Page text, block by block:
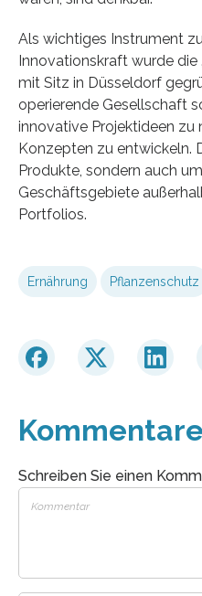
Als wichtiges Instrument
Innovationskraft wurde die
mit Sitz in Düsseldorf
operierende Gesellschaft
innovative Projektideen zu
Konzepten zu entwickeln.
Produkte, sondern auch
Geschäftsgebiete
Portfolios.
Ernährung Pflanzenschutz
Schreiben Sie einen